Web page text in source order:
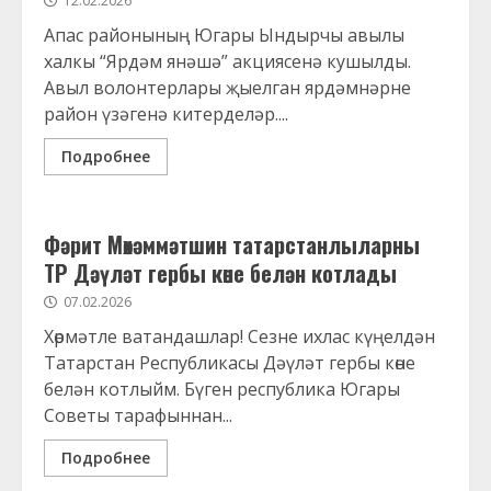
Апас районының Югары Ындырчы авылы
халкы “Ярдәм янәшә” акциясенә кушылды.
Авыл волонтерлары җыелган ярдәмнәрне
район үзәгенә китерделәр....
Подробнее
Фәрит Мөхәммәтшин татарстанлыларны
ТР Дәүләт гербы көне белән котлады
07.02.2026
Хөрмәтле ватандашлар! Сезне ихлас күңелдән
Татарстан Республикасы Дәүләт гербы көне
белән котлыйм. Бүген республика Югары
Советы тарафыннан...
Подробнее